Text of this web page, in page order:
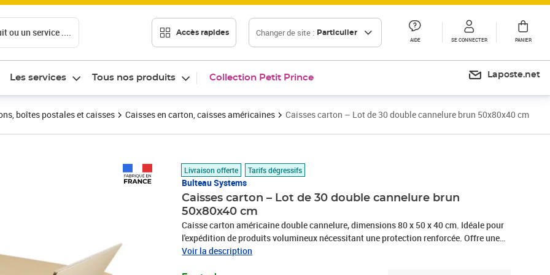
ou un service .... Accès rapides Changer de site : Particulier
AIDE SE CONNECTER PANIER
Les services Tous nos produits Collection Petit Prince Laposte.net
boîtes postales et caisses Caisses en carton, caisses américaines Caisses carton – Lot de 30 double cannelure brun 50x80x40 cm
Livraison offerte Tarifs dégressifs
Bulteau Systems
Caisses carton – Lot de 30 double cannelure brun
50x80x40 cm
Caisse carton américaine double cannelure, dimensions 80 x 50 x 40 cm. Idéale pour
l'expédition de produits volumineux nécessitant une protection renforcée. Offre une
résistance supérieure aux chocs et aux compressions. Montage rapide et fermeture
Voir la description
Prix 384,45€